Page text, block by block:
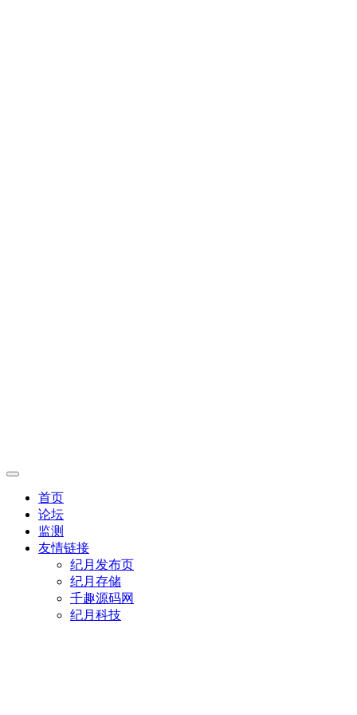
首页
论坛
监测
友情链接
纪月发布页
纪月存储
千趣源码网
纪月科技